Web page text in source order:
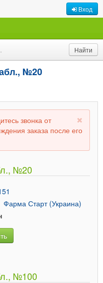
Вход
№20
звонка от
заказа после его
№20
Фарма Старт (Украина)
№100